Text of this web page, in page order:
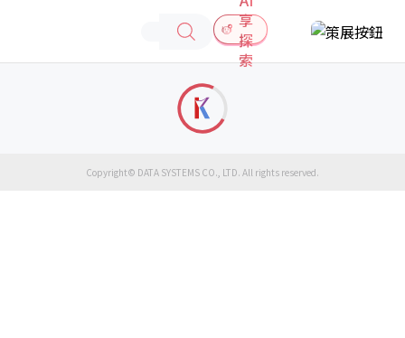
享
探
索
Copyright© DATA SYSTEMS CO., LTD. All rights reserved.